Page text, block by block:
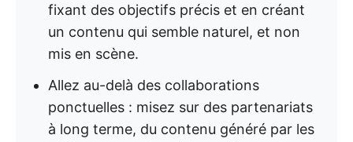
fixant des objectifs précis et en créant
un contenu qui semble naturel, et non
mis en scène.
Allez au-delà des collaborations
ponctuelles : misez sur des partenariats
à long terme, du contenu généré par les